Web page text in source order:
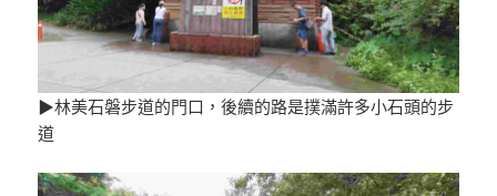
▶林美石磐步道的門口，後續的路是撲滿許多小石頭的步
道